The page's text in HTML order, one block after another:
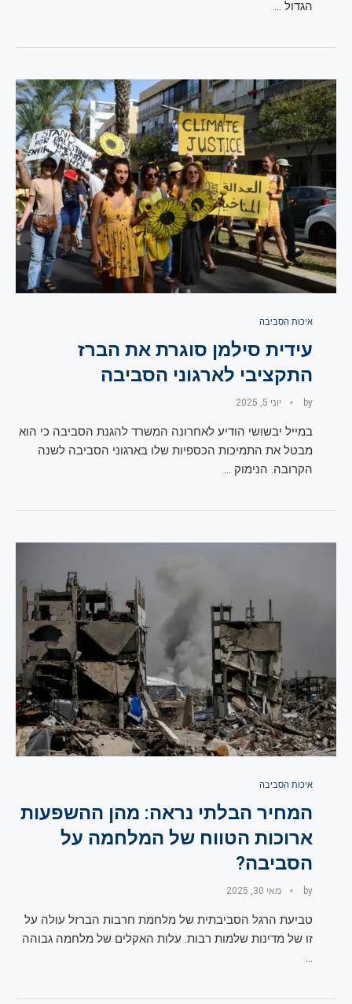
הגדול …
איכות הסביבה
עידית סילמן סוגרת את הברז
התקציבי לארגוני הסביבה
by יוני 5, 2025
במייל יבשושי הודיע לאחרונה המשרד להגנת הסביבה כי הוא
מבטל את התמיכות הכספיות שלו בארגוני הסביבה לשנה
הקרובה. הנימוק …
איכות הסביבה
המחיר הבלתי נראה: מהן ההשפעות
ארוכות הטווח של המלחמה על
הסביבה?
by מאי 30, 2025
טביעת הרגל הסביבתית של מלחמת חרבות הברזל עולה על
זו של מדינות שלמות רבות. עלות האקלים של מלחמה גבוהה
…